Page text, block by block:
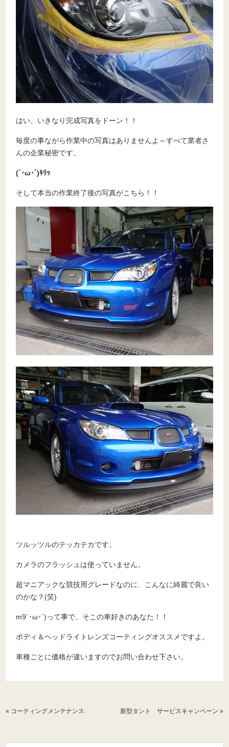
はい、いきなり完成写真をドーン！！
毎度の事ながら作業中の写真はありませんよ～すべて業者さ
んの企業秘密です。
(`･ω･´)ｷﾘｯ
そして本当の作業終了後の写真がこちら！！
ツルッツルのテッカテカです。
カメラのフラッシュは使っていません。
超マニアックな競技用グレードなのに、こんなに綺麗で良い
のかな？(笑)
m9`･ω･´)って事で、そこの車好きのあなた！！
ボディ＆ヘッドライトレンズコーティングオススメですよ。
車種ごとに価格が違いますのでお問い合わせ下さい。
« コーティングメンテナンス 新型タント サービスキャンペーン »